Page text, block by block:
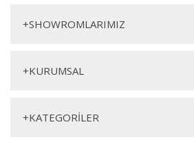
+SHOWROMLARIMIZ
+KURUMSAL
+KATEGORİLER